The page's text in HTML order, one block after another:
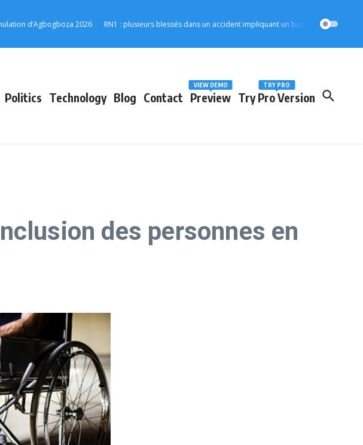
d’Agbogboza 2026 RN1 : plusieurs blessés dans un accident impliquant un bus Solim 1ère Édition
Politics Technology Blog Contact Preview
VIEW DEMO
Try Pro Version
TRY PRO
des personnes en